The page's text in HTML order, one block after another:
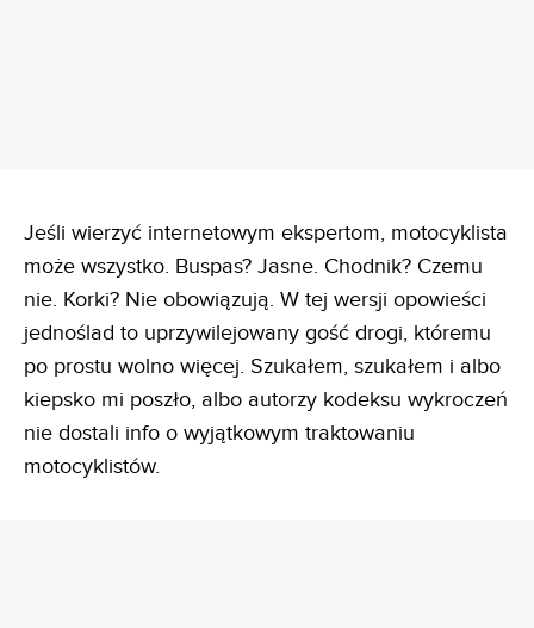
Jeśli wierzyć internetowym ekspertom, motocyklista
może wszystko. Buspas? Jasne. Chodnik? Czemu
nie. Korki? Nie obowiązują. W tej wersji opowieści
jednoślad to uprzywilejowany gość drogi, któremu
po prostu wolno więcej. Szukałem, szukałem i albo
kiepsko mi poszło, albo autorzy kodeksu wykroczeń
nie dostali info o wyjątkowym traktowaniu
motocyklistów.